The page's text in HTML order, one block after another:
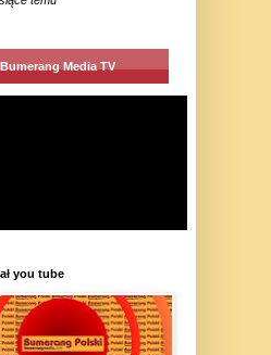
Bumerang Media TV
you tube